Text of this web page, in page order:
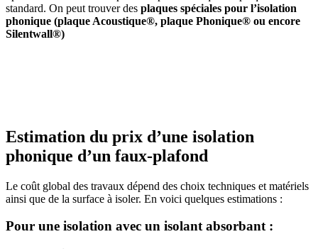
standard. On peut trouver des plaques spéciales pour l’isolation
phonique (plaque Acoustique®, plaque Phonique® ou encore
Silentwall®)
Estimation du prix d’une isolation
phonique d’un faux-plafond
Le coût global des travaux dépend des choix techniques et matériels
ainsi que de la surface à isoler. En voici quelques estimations :
Pour une isolation avec un isolant absorbant :